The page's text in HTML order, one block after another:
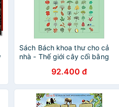
Sách Bách khoa thư cho cả
nhà - Thế giới cây cối bằng
92.400 đ